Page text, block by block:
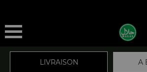
LIVRAISON A